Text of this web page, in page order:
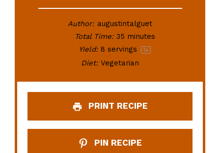
Author: augustintalguet
Total Time: 35 minutes
Yield: 8 servings 1x
Diet: Vegetarian
PRINT RECIPE
PIN RECIPE